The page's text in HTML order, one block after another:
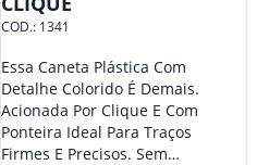
COD.: 1341
Essa Caneta Plástica Com
Detalhe Colorido É Demais.
Acionada Por Clique E Com
Ponteira Ideal Para Traços
Firmes E Precisos. Sem